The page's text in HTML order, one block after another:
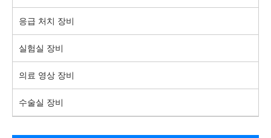
응급 처치 장비
실험실 장비
의료 영상 장비
수술실 장비